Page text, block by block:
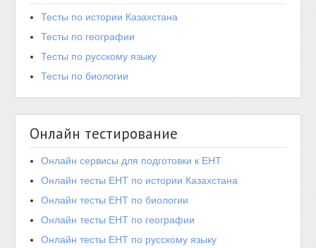
Тесты по истории Казахстана
Тесты по географии
Тесты по русскому языку
Тесты по биологии
Онлайн тестирование
Онлайн сервисы для подготовки к ЕНТ
Онлайн тесты ЕНТ по истории Казахстана
Онлайн тесты ЕНТ по биологии
Онлайн тесты ЕНТ по географии
Онлайн тесты ЕНТ по русскому языку